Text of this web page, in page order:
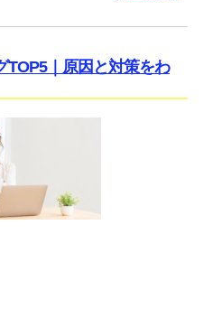
TOP5｜原因と対策をわ